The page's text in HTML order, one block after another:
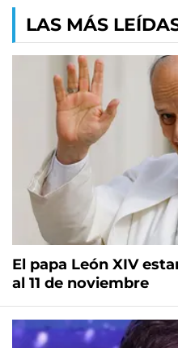
LAS MÁS
El papa León XIV
al 11 de noviembre